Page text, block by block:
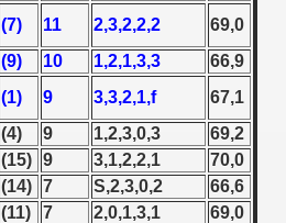
(7) 11 2,3,2,2,2
69,0
(9) 10 1,2,1,3,3
66,9
(1) 9 3,3,2,1,f
67,1
(4) 9 1,2,3,0,3
69,2
(15) 9 3,1,2,2,1
70,0
(14) 7 S,2,3,0,2
66,6
(11) 7 2,0,1,3,1
69,0